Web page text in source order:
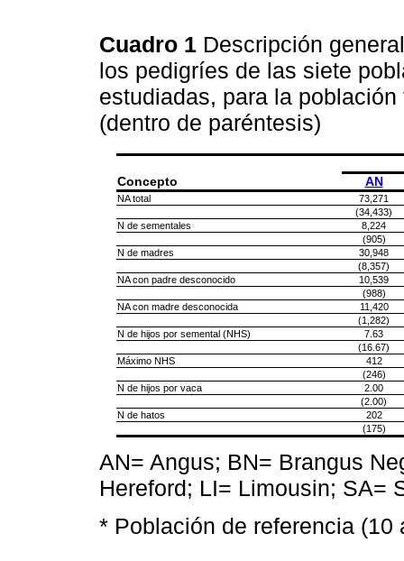
Cuadro 1 Descripción
los pedigríes de las siete
estudiadas, para la
(dentro de paréntesis)
Concepto AN
NA total
73,271
(34,433)
N de sementales
8,224
(905)
N de madres
30,948
(8,357)
NA con padre desconocido
10,539
(988)
NA con madre desconocida
11,420
(1,282)
N de hijos por semental (NHS)
7.63
(16.67)
Máximo NHS
412
(246)
N de hijos por vaca
2.00
(2.00)
N de hatos
202
(175)
AN= Angus; BN= Brangus
Hereford; LI= Limousin; SA=
* Población de referencia (10